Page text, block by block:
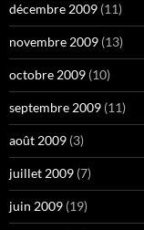
décembre 2009 (11)
novembre 2009 (13)
octobre 2009 (10)
septembre 2009 (11)
août 2009 (3)
juillet 2009 (7)
juin 2009 (19)